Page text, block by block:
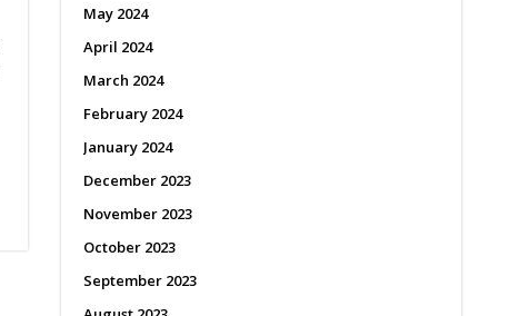
May 2024
April 2024
March 2024
February 2024
January 2024
December 2023
November 2023
October 2023
September 2023